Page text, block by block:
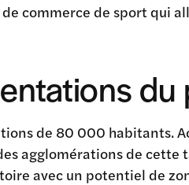
de commerce de sport qui
du
de 80 000 habitants.
agglomérations de cette
avec un potentiel de